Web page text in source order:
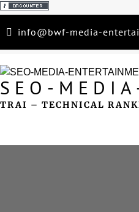
to
content
info@bwf-media-
SEO-
TRAI – TECHNICAL